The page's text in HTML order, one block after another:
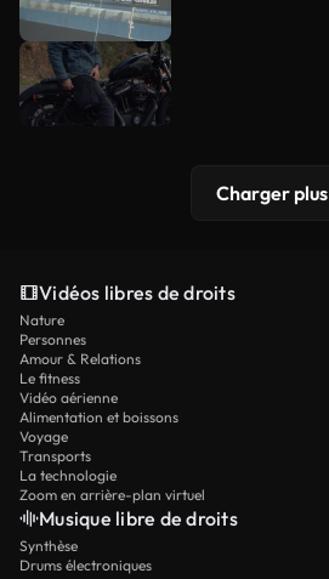
Charger plus
Vidéos libres de droits
Nature
Personnes
Amour & Relations
Le fitness
Vidéo aérienne
Alimentation et boissons
Voyage
Transports
La technologie
Zoom en arrière-plan virtuel
Musique libre de droits
Synthèse
Drums électroniques